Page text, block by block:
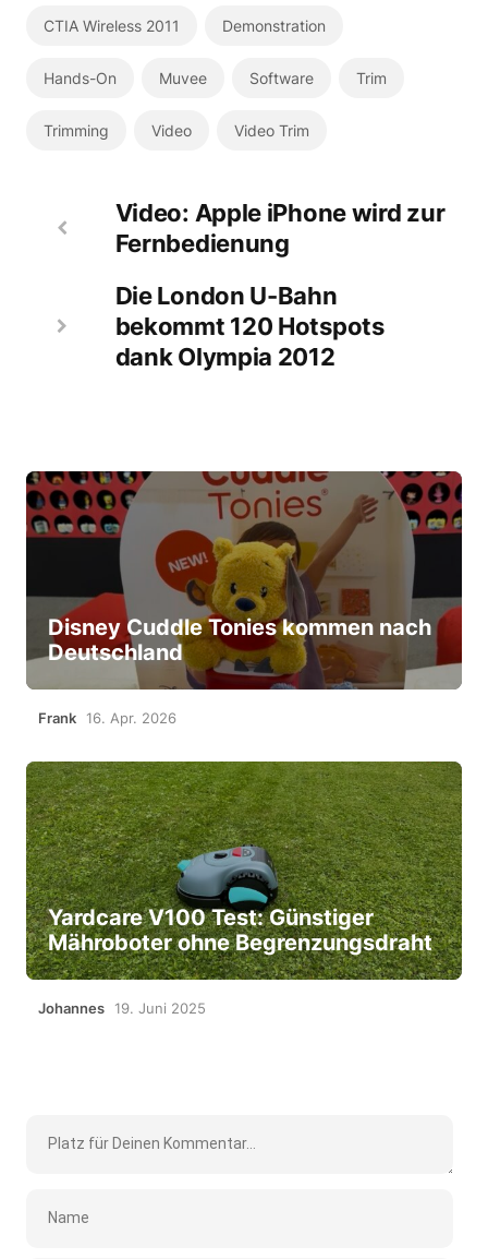
CTIA Wireless 2011 Demonstration
Hands-On Muvee Software Trim
Trimming Video Video Trim
Video: Apple iPhone wird zur
Fernbedienung
Die London U-Bahn
bekommt 120 Hotspots
dank Olympia 2012
Disney Cuddle Tonies kommen nach
Deutschland
Frank 16. Apr. 2026
Yardcare V100 Test: Günstiger
Mähroboter ohne Begrenzungsdraht
Johannes 19. Juni 2025